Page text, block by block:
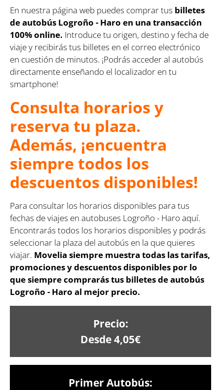
En nuestra página web puedes comprar tus billetes
de autobús Logroño - Haro en una transacción
100% online. Introduce tu origen, destino y fecha de
viaje y recibirás tus billetes en el correo electrónico
en cuestión de minutos. ¡Podrás acceder al autobús
directamente enseñando el localizador en tu
smartphone!
Consulta horarios y
reserva tu plaza.
Además, ¡encuentra
siempre todos los
descuentos disponibles!
Para consultar los horarios disponibles para tus
fechas de viajes en autobuses Logroño - Haro aquí.
Encontrarás todos los horarios disponibles y podrás
seleccionar la plaza del autobús en la que quieres
viajar. Movelia siempre muestra todas las tarifas,
promociones y descuentos disponibles por lo
que siempre comprarás tus billetes de autobús
Logroño - Haro al mejor precio.
Precio:
Desde 4,05€
Primer Autobús: